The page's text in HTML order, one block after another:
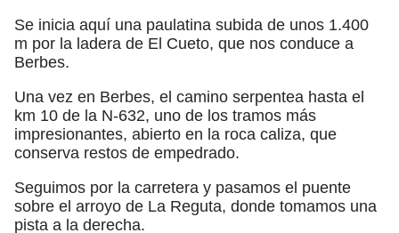
Se inicia aquí una paulatina subida de unos 1.400
m por la ladera de El Cueto, que nos conduce a
Berbes.
Una vez en Berbes, el camino serpentea hasta el
km 10 de la N-632, uno de los tramos más
impresionantes, abierto en la roca caliza, que
conserva restos de empedrado.
Seguimos por la carretera y pasamos el puente
sobre el arroyo de La Reguta, donde tomamos una
pista a la derecha.